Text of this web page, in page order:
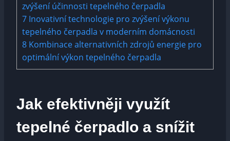
zvýšení účinnosti tepelného čerpadla
7 Inovativní technologie pro zvýšení výkonu
tepelného čerpadla v moderním domácnosti
8 Kombinace alternativních zdrojů energie pro
optimální výkon tepelného čerpadla
Jak efektivněji využít
tepelné čerpadlo a snížit